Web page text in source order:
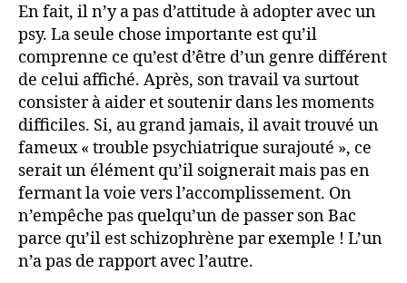
En fait, il n’y a pas d’attitude à adopter avec un
psy. La seule chose importante est qu’il
comprenne ce qu’est d’être d’un genre différent
de celui affiché. Après, son travail va surtout
consister à aider et soutenir dans les moments
difficiles. Si, au grand jamais, il avait trouvé un
fameux « trouble psychiatrique surajouté », ce
serait un élément qu’il soignerait mais pas en
fermant la voie vers l’accomplissement. On
n’empêche pas quelqu’un de passer son Bac
parce qu’il est schizophrène par exemple ! L’un
n’a pas de rapport avec l’autre.